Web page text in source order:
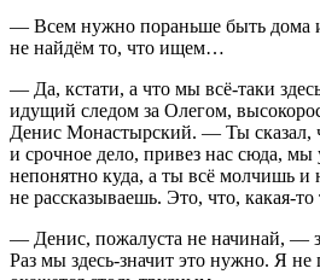
— Всем нужно пораньше быть дома
не найдём то, что ищем…
— Да, кстати, а что мы всё-таки
идущий следом за Олегом,
Денис Монастырский. — Ты сказал,
и срочное дело, привез нас сюда, мы
непонятно куда, а ты всё молчишь и
не рассказываешь. Это, что, какая-то
— Денис, пожалуста не начинай, —
Раз мы здесь-значит это нужно. Я не